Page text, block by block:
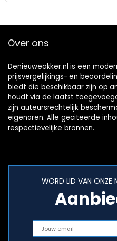
Over ons
Denieuweakker.nl is een
prijsvergelijkings- en
biedt die beschikbaar zijn op
houdt via de laatst
zijn auteursrechtelijk
eigenaren. Alle geciteerde
respectievelijke bronnen.
WORD LID VAN ONZE